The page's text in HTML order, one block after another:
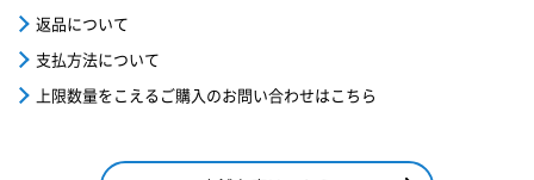
返品について
支払方法について
上限数量をこえるご購入のお問い合わせはこちら